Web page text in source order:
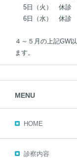
5日（火） 休診
6日（水） 休診
４～５月の上記GW
ます。
MENU
HOME
診察内容